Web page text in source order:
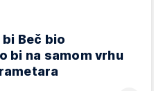
Beč bio
bi na samom vrhu